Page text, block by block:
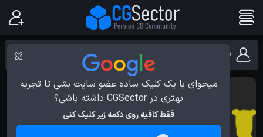
میخوای با یک کلیک ساده عضو سایت بشی تا تجربه
بهتری در CGSector داشته باشی؟
فقط کافیه روی دکمه زیر کلیک کنی
فهرست کاربران با مهارت Environment Modeling